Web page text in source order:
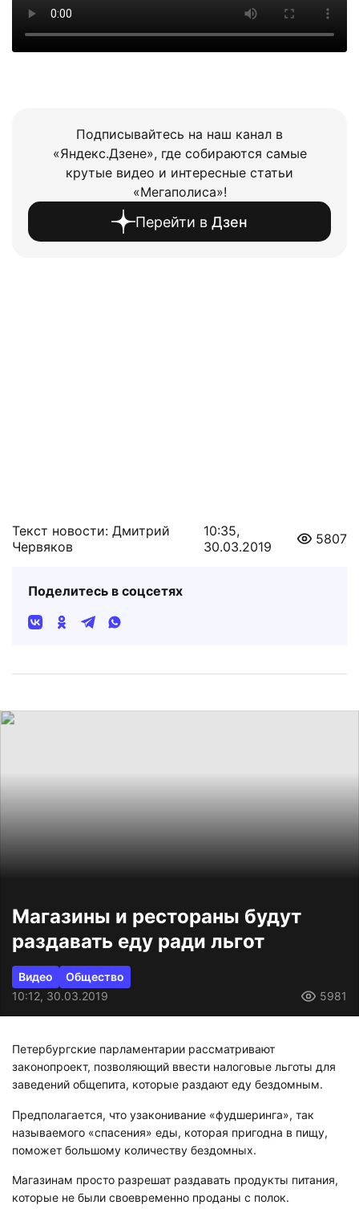
Подписывайтесь на наш канал в
«Яндекс.Дзене», где собираются самые
крутые видео и интересные статьи
«Мегаполиса»!
Перейти в Дзен
Текст новости: Дмитрий
Червяков
10:35,
30.03.2019
5807
Поделитесь в соцсетях
Магазины и рестораны будут
раздавать еду ради льгот
Видео
Общество
10:12, 30.03.2019
5981
Петербургские парламентарии рассматривают
законопроект, позволяющий ввести налоговые льготы для
заведений общепита, которые раздают еду бездомным.
Предполагается, что узаконивание «фудшеринга», так
называемого «спасения» еды, которая пригодна в пищу,
поможет большому количеству бездомных.
Магазинам просто разрешат раздавать продукты питания,
которые не были своевременно проданы с полок.